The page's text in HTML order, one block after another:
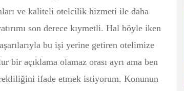
ve kaliteli otelcilik hizmeti ile daha
son derece kıymetli. Hal böyle iken
bu işi yerine getiren otelimize
açıklama olamaz orası ayrı ama ben
ifade etmek istiyorum. Konunun